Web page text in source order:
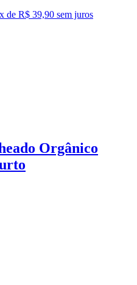
x de R$ 39,90 sem juros
Orgânico